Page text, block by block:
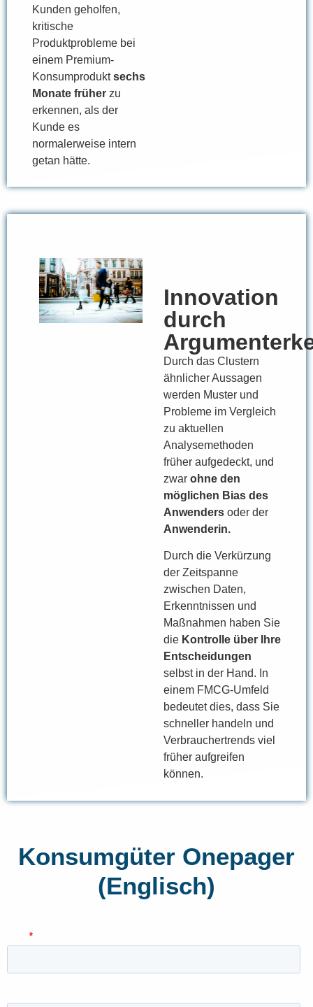
Kunden geholfen,
kritische
Produktprobleme bei
einem Premium-
Konsumproduktsechs
Monate früherzu
erkennen, als der
Kunde es
normalerweise intern
getan hätte.
Innovation
durch
Durch das Clustern
ähnlicher Aussagen
werden Muster und
Probleme im Vergleich
zu aktuellen
Analysemethoden
früher aufgedeckt, und
zwar ohne den
möglichen Bias des
Anwenders oder der
Anwenderin.
Durch die Verkürzung
der Zeitspanne
zwischen Daten,
Erkenntnissen und
Maßnahmen haben Sie
die Kontrolle über Ihre
Entscheidungen
selbst in der Hand. In
einem FMCG-Umfeld
bedeutet dies, dass Sie
schneller handeln und
Verbrauchertrends viel
früher aufgreifen
können.
Konsumgüter Onepager
(Englisch)